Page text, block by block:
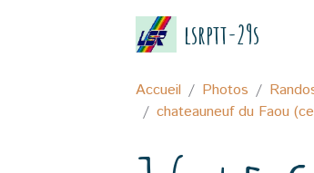
lsrptt-29s
Accueil Photos
chateauneuf du Faou